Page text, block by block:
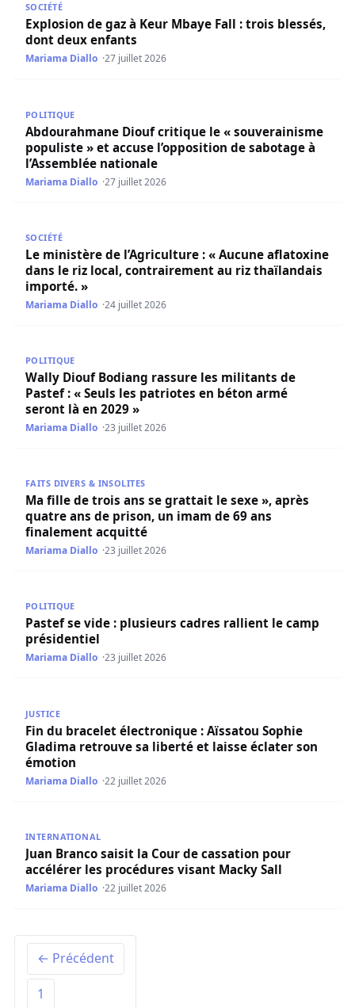
SOCIÉTÉ
Explosion de gaz à Keur Mbaye Fall : trois blessés,
dont deux enfants
Mariama Diallo 27 juillet 2026
POLITIQUE
Abdourahmane Diouf critique le « souverainisme
populiste » et accuse l’opposition de sabotage à
l’Assemblée nationale
Mariama Diallo 27 juillet 2026
SOCIÉTÉ
Le ministère de l’Agriculture : « Aucune aflatoxine
dans le riz local, contrairement au riz thaïlandais
importé. »
Mariama Diallo 24 juillet 2026
POLITIQUE
Wally Diouf Bodiang rassure les militants de
Pastef : « Seuls les patriotes en béton armé
seront là en 2029 »
Mariama Diallo 23 juillet 2026
FAITS DIVERS & INSOLITES
Ma fille de trois ans se grattait le sexe », après
quatre ans de prison, un imam de 69 ans
finalement acquitté
Mariama Diallo 23 juillet 2026
POLITIQUE
Pastef se vide : plusieurs cadres rallient le camp
présidentiel
Mariama Diallo 23 juillet 2026
JUSTICE
Fin du bracelet électronique : Aïssatou Sophie
Gladima retrouve sa liberté et laisse éclater son
émotion
Mariama Diallo 22 juillet 2026
INTERNATIONAL
Juan Branco saisit la Cour de cassation pour
accélérer les procédures visant Macky Sall
Mariama Diallo 22 juillet 2026
← Précédent
1